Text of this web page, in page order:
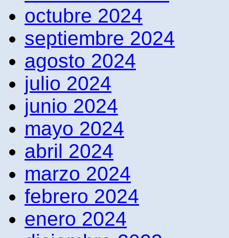
octubre 2024
septiembre 2024
agosto 2024
julio 2024
junio 2024
mayo 2024
abril 2024
marzo 2024
febrero 2024
enero 2024